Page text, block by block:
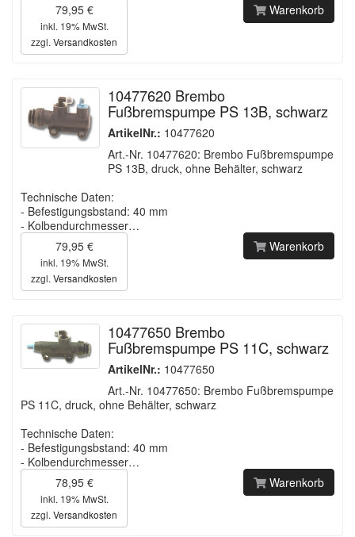
79,95 €
inkl. 19% MwSt.
zzgl. Versandkosten
Warenkorb
10477620 Brembo
Fußbremspumpe PS 13B, schwarz
ArtikelNr.: 10477620
Art.-Nr. 10477620: Brembo Fußbremspumpe
PS 13B, druck, ohne Behälter, schwarz
Technische Daten:
- Befestigungsbstand: 40 mm
- Kolbendurchmesser…
79,95 €
inkl. 19% MwSt.
zzgl. Versandkosten
Warenkorb
10477650 Brembo
Fußbremspumpe PS 11C, schwarz
ArtikelNr.: 10477650
Art.-Nr. 10477650: Brembo Fußbremspumpe
PS 11C, druck, ohne Behälter, schwarz
Technische Daten:
- Befestigungsbstand: 40 mm
- Kolbendurchmesser…
78,95 €
inkl. 19% MwSt.
zzgl. Versandkosten
Warenkorb